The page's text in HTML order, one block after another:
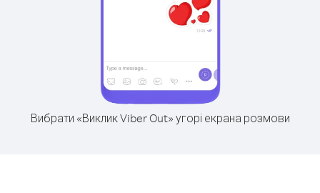
Вибрати «Виклик Viber Out» угорі екрана розмови